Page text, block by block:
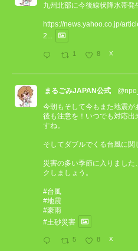
九州北部に今後線状降水帯発
https://news.yahoo.co.jp/
2...
1 8 X
まるごみJAPAN公式
今朝もそして今もまた地震
後も注意を！いつでも対応
すね。
そしてダブルでくる台風に関
災害の多い季節に入りまし
クしましょう。
#台風
#地震
#豪雨
#土砂災害
5 8 X